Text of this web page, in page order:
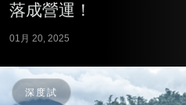
落成營運！
01月 20, 2025
深度試